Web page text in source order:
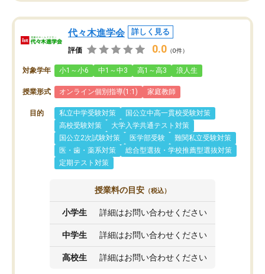
代々木進学会 詳しく見る
評価 0.0 （0件）
対象学年 小1～小6 中1～中3 高1～高3 浪人生
授業形式 オンライン個別指導(1:1) 家庭教師
目的 私立中学受験対策
国公立中高一貫校受験対策
高校受験対策
大学入学共通テスト対策
国公立2次試験対策
医学部受験
難関私立受験対策
医・歯・薬系対策
総合型選抜・学校推薦型選抜対策
定期テスト対策
授業料の目安 （税込）
小学生 詳細はお問い合わせください
中学生 詳細はお問い合わせください
高校生 詳細はお問い合わせください